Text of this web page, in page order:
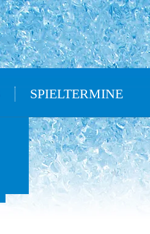
SPIELTERMINE